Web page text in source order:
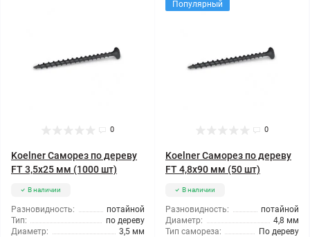
0
Koelner Саморез по дереву
FT 3,5x25 мм (1000 шт)
В наличии
Разновидность:
потайной
Тип:
по дереву
Диаметр:
3,5 мм
Популярный
0
Koelner Саморез по дереву
FT 4,8x90 мм (50 шт)
В наличии
Разновидность:
потайной
Диаметр:
4,8 мм
Тип самореза:
По дереву